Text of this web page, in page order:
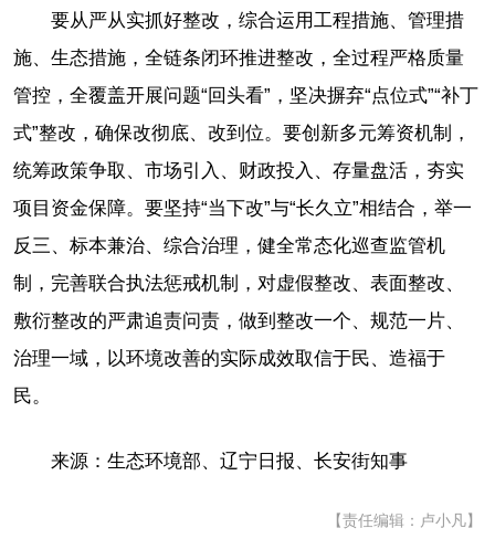
要从严从实抓好整改，综合运用工程措施、管理措
施、生态措施，全链条闭环推进整改，全过程严格质量
管控，全覆盖开展问题“回头看”，坚决摒弃“点位式”“补丁
式”整改，确保改彻底、改到位。要创新多元筹资机制，
统筹政策争取、市场引入、财政投入、存量盘活，夯实
项目资金保障。要坚持“当下改”与“长久立”相结合，举一
反三、标本兼治、综合治理，健全常态化巡查监管机
制，完善联合执法惩戒机制，对虚假整改、表面整改、
敷衍整改的严肃追责问责，做到整改一个、规范一片、
治理一域，以环境改善的实际成效取信于民、造福于
民。
来源：生态环境部、辽宁日报、长安街知事
【责任编辑：卢小凡】